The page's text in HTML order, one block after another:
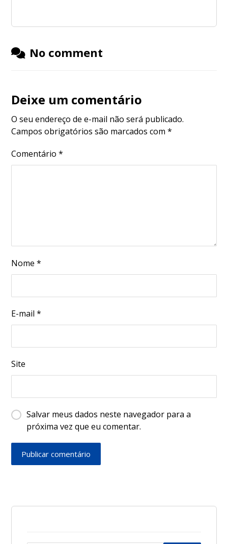
No comment
Deixe um comentário
O seu endereço de e-mail não será publicado.
Campos obrigatórios são marcados com*
Comentário*
Nome*
E-mail*
Site
Salvar meus dados neste navegador para a
próxima vez que eu comentar.
Publicar comentário